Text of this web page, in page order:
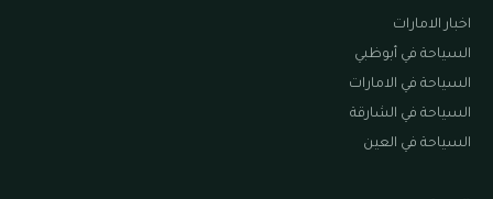
اخبار الامارات
السياحة في أبوظبي
السياحة في الامارات
السياحة في الشارقة
السياحة في العين